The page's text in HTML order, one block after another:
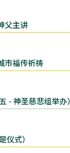
父主讲
市福传祈祷
- 神圣慈悲组举办）
仪式）